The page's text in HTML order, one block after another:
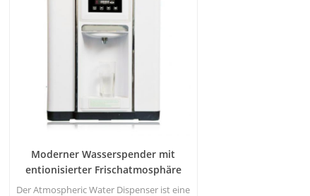
Moderner Wasserspender mit
entionisierter Frischatmosphäre
ZL9510W
Der Atmospheric Water Dispenser ist eine